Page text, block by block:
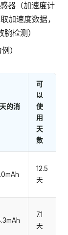
器（加速度计
加速度数据，
检测）
）
的消
可
以
使
用
天
数
12.5
天
7.1
天